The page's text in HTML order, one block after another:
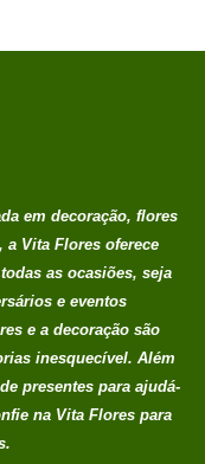
em decoração, flores
Vita Flores oferece
as ocasiões, seja
e eventos
e a decoração são
inesquecível. Além
presentes para ajudá-